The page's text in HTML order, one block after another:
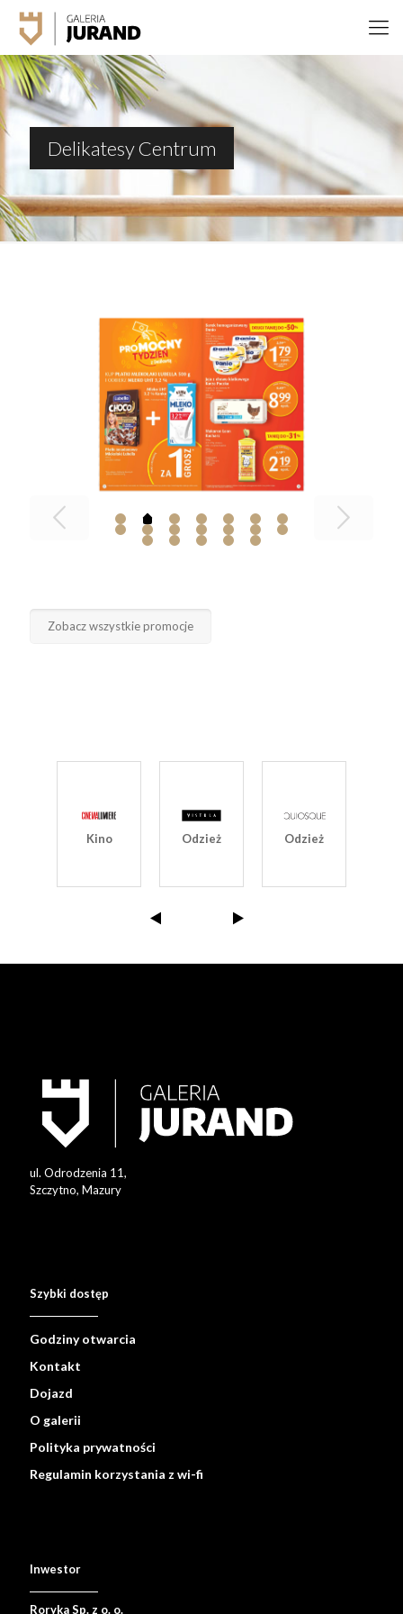
Delikatesy Centrum
Zobacz wszystkie promocje
Kino Odzież Odzież
ul. Odrodzenia 11,
Szczytno, Mazury
Szybki dostęp
Godziny otwarcia
Kontakt
Dojazd
O galerii
Polityka prywatności
Regulamin korzystania z wi-fi
Inwestor
Roryka Sp. z o. o.